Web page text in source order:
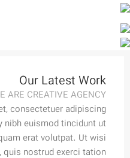
Our Latest Work
ARE CREATIVE AGENCY
consectetuer adipiscing
nibh euismod tincidunt ut
erat volutpat. Ut wisi
nostrud exerci tation.